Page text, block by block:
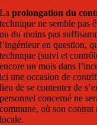
Laprolongation du
technique ne semble pas
ou du moins pas
l’ingénieur en question,
technique (suivi et
encore un mois dans
ici une occasion de
lieu de se contenter de
personnel concerné ne
commune, où son contrat
locale.